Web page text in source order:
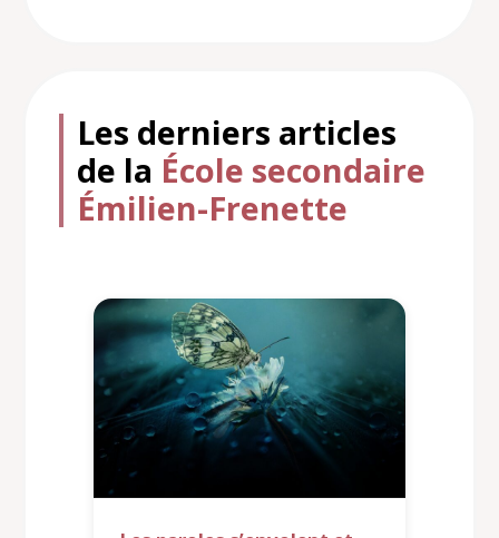
Les derniers articles
de la École secondaire
Émilien-Frenette